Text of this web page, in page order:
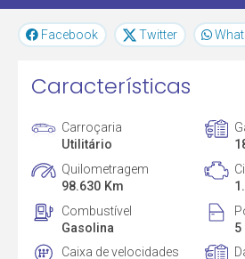
Facebook Twitter
Características
Carroçaria
Utilitário
Quilometragem
98.630 Km
Combustível
Gasolina
5
Caixa de velocidades